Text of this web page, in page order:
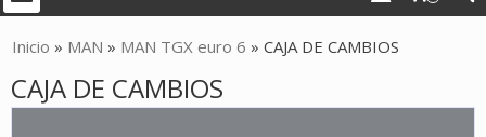
Inicio » MAN » MAN TGX euro 6 » CAJA DE CAMBIOS
CAJA DE CAMBIOS